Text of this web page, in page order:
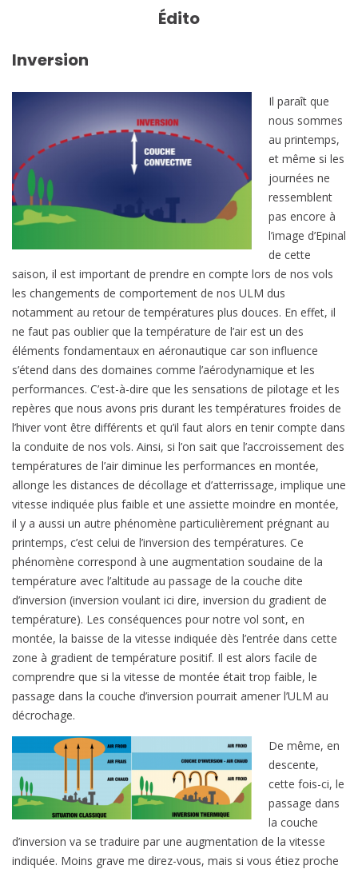
Édito
Inversion
Il paraît que
nous sommes
au printemps,
et même si les
journées ne
ressemblent
pas encore à
l’image d’Epinal
de cette
saison, il est important de prendre en compte lors de nos vols
les changements de comportement de nos ULM dus
notamment au retour de températures plus douces. En effet, il
ne faut pas oublier que la température de l’air est un des
éléments fondamentaux en aéronautique car son influence
s’étend dans des domaines comme l’aérodynamique et les
performances. C’est-à-dire que les sensations de pilotage et les
repères que nous avons pris durant les températures froides de
l’hiver vont être différents et qu’il faut alors en tenir compte dans
la conduite de nos vols. Ainsi, si l’on sait que l’accroissement des
températures de l’air diminue les performances en montée,
allonge les distances de décollage et d’atterrissage, implique une
vitesse indiquée plus faible et une assiette moindre en montée,
il y a aussi un autre phénomène particulièrement prégnant au
printemps, c’est celui de l’inversion des températures. Ce
phénomène correspond à une augmentation soudaine de la
température avec l’altitude au passage de la couche dite
d’inversion (inversion voulant ici dire, inversion du gradient de
température). Les conséquences pour notre vol sont, en
montée, la baisse de la vitesse indiquée dès l’entrée dans cette
zone à gradient de température positif. Il est alors facile de
comprendre que si la vitesse de montée était trop faible, le
passage dans la couche d’inversion pourrait amener l’ULM au
décrochage.
De même, en
descente,
cette fois-ci, le
passage dans
la couche
d’inversion va se traduire par une augmentation de la vitesse
indiquée. Moins grave me direz-vous, mais si vous étiez proche